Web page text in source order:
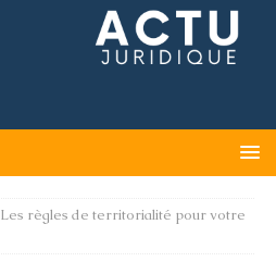
Les règles de territorialité pour votre